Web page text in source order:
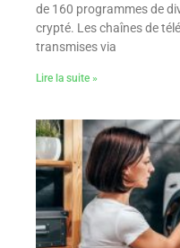
de 160 programmes de
crypté. Les chaînes de
transmises via
Lire la suite »